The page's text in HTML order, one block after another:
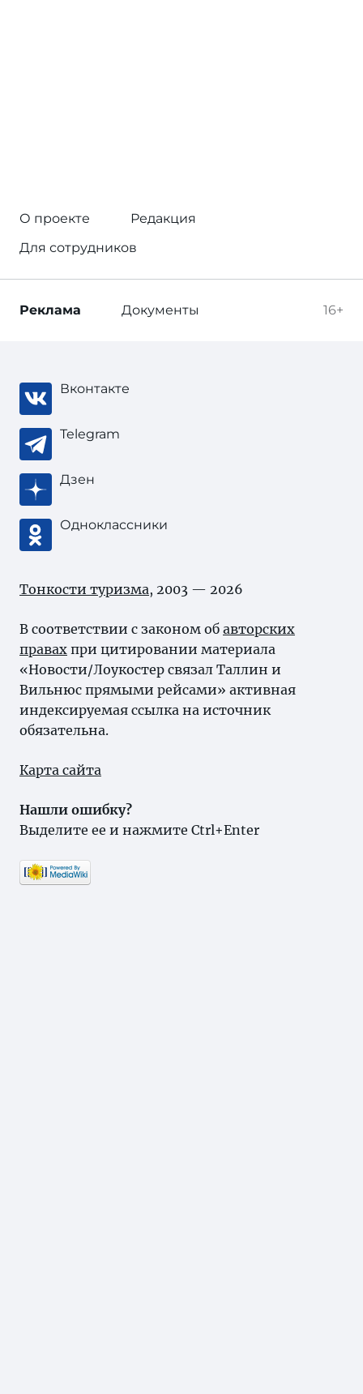
О проекте
Редакция
Для сотрудников
16+
Реклама Документы
Вконтакте
Telegram
Дзен
Одноклассники
Тонкости туризма, 2003 — 2026
В соответствии с законом об авторских
правах при цитировании материала
«Новости/Лоукостер связал Таллин и
Вильнюс прямыми рейсами» активная
индексируемая ссылка на источник
обязательна.
Карта сайта
Нашли ошибку?
Выделите ее и нажмите Ctrl+Enter